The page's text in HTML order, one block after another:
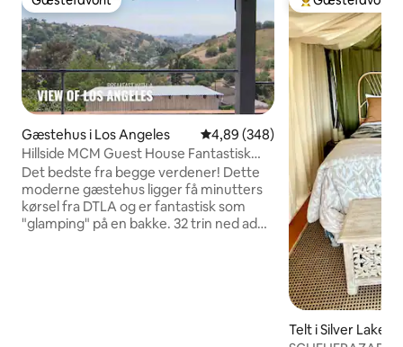
Gæstefavorit
Gæstehus i Los Angeles 4,89 ud af 5 i gennemsnitlig
4,89 (348)
Hillside MCM Guest House Fantastisk
udsigt
Det bedste fra begge verdener! Dette
moderne gæstehus ligger få minutters
kørsel fra DTLA og er fantastisk som
"glamping" på en bakke. 32 trin ned ad
Bedste
Telt i Silver Lake